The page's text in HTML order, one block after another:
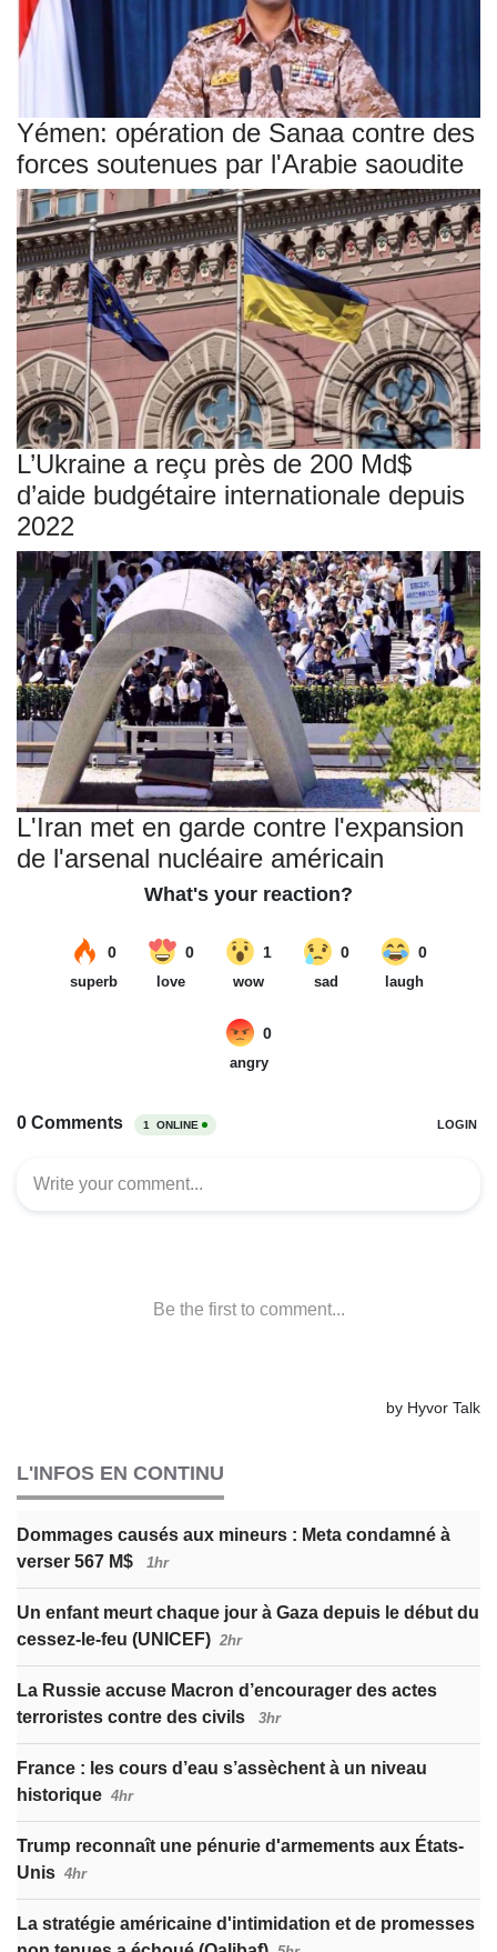
Yémen: opération de Sanaa contre des
forces soutenues par l'Arabie saoudite
L’Ukraine a reçu près de 200 Md$
d’aide budgétaire internationale depuis
2022
L'Iran met en garde contre l'expansion
de l'arsenal nucléaire américain
L'INFOS EN CONTINU
Dommages causés aux mineurs : Meta condamné à
verser 567 M$
1hr
Un enfant meurt chaque jour à Gaza depuis le début du
cessez-le-feu (UNICEF) 2hr
La Russie accuse Macron d’encourager des actes
terroristes contre des civils
3hr
France : les cours d’eau s’assèchent à un niveau
historique 4hr
Trump reconnaît une pénurie d'armements aux États-
Unis 4hr
La stratégie américaine d'intimidation et de promesses